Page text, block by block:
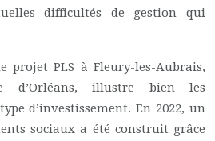
difficultés de gestion qui
projet PLS à Fleury-les-Aubrais,
d’Orléans, illustre bien les
d’investissement. En 2022, un
sociaux a été construit grâce